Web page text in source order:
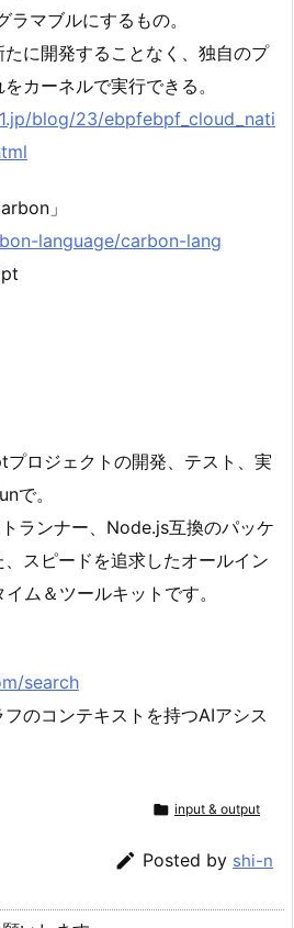
マブルにするもの。
に開発することなく、独自のプ
カーネルで実行できる。
blog/23/ebpfebpf_cloud_nati
」
language/carbon-lang
ロジェクトの開発、テスト、実
で。
ランナー、Node.js互換のパッケ
スピードを追求したオールイン
ム＆ツールキットです。
search
のコンテキストを持つAIアシス
 input & output
 Posted by shi-n